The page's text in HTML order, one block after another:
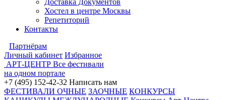
Доставка Документов
Хостел в центре Москвы
Репетиторий
Контакты
Партнёрам
Личный кабинет Избранное
АРТ-ЦЕНТР Все фестивали
на одном портале
+7 (495) 152-42-32 Написать нам
ФЕСТИВАЛИ ОЧНЫЕ ЗАОЧНЫЕ КОНКУРСЫ